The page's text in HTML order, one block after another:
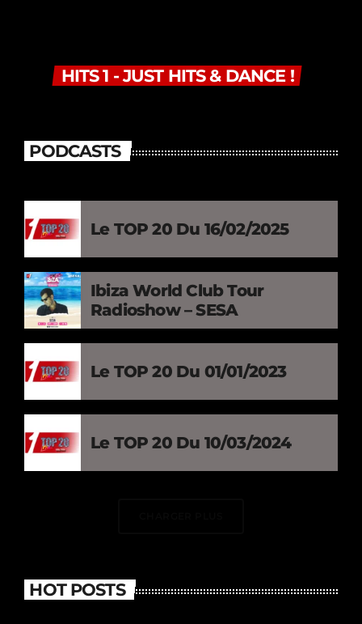
HITS 1 - JUST HITS & DANCE !
PODCASTS
Le TOP 20 Du 16/02/2025
Ibiza World Club Tour
Radioshow – SESA
Le TOP 20 Du 01/01/2023
Le TOP 20 Du 10/03/2024
HOT POSTS